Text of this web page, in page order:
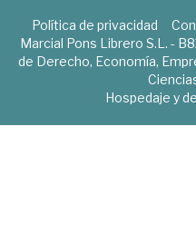
Política de privacidad
Marcial Pons Librero S.L. -
de Derecho, Economía,
Hospedaje y